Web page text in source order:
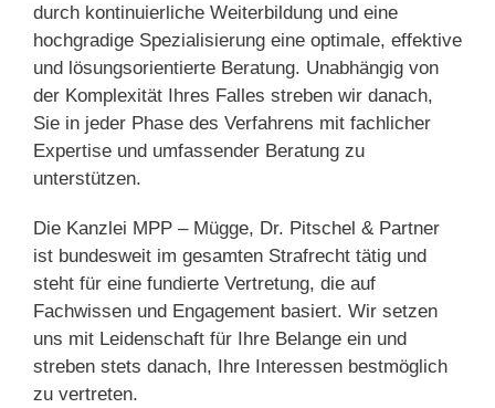
durch kontinuierliche Weiterbildung und eine
hochgradige Spezialisierung eine optimale, effektive
und lösungsorientierte Beratung. Unabhängig von
der Komplexität Ihres Falles streben wir danach,
Sie in jeder Phase des Verfahrens mit fachlicher
Expertise und umfassender Beratung zu
unterstützen.
Die Kanzlei MPP – Mügge, Dr. Pitschel & Partner
ist bundesweit im gesamten Strafrecht tätig und
steht für eine fundierte Vertretung, die auf
Fachwissen und Engagement basiert. Wir setzen
uns mit Leidenschaft für Ihre Belange ein und
streben stets danach, Ihre Interessen bestmöglich
zu vertreten.